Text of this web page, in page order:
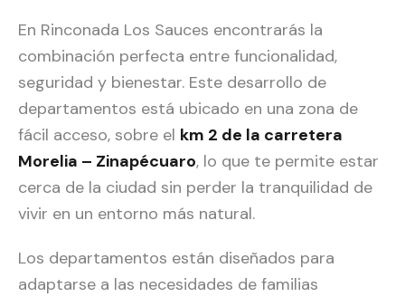
En Rinconada Los Sauces encontrarás la
combinación perfecta entre funcionalidad,
seguridad y bienestar. Este desarrollo de
departamentos está ubicado en una zona de
fácil acceso, sobre el km 2 de la carretera
Morelia – Zinapécuaro, lo que te permite estar
cerca de la ciudad sin perder la tranquilidad de
vivir en un entorno más natural.
Los departamentos están diseñados para
adaptarse a las necesidades de familias